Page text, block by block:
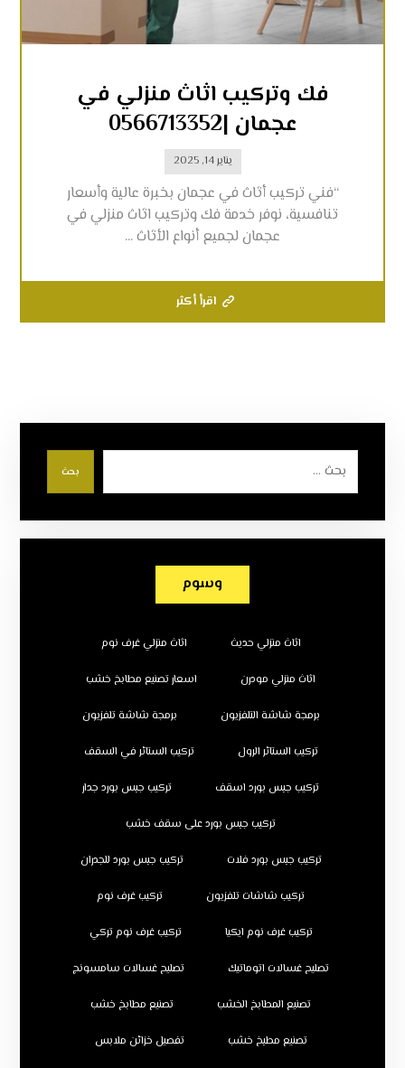
فك وتركيب اثاث منزلي في
عجمان |0566713352
يناير 14, 2025
“فني تركيب أثاث في عجمان بخبرة عالية وأسعار
تنافسية، نوفر خدمة فك وتركيب اثاث منزلي في
عجمان لجميع أنواع الأثاث ...
اقرأ أكثر
بحث
وسوم
اثاث منزلي حديث اثاث منزلي غرف نوم
اثاث منزلي مودرن اسعار تصنيع مطابخ خشب
برمجة شاشة التلفزيون برمجة شاشة تلفزيون
تركيب الستائر الرول تركيب الستائر في السقف
تركيب جبس بورد اسقف تركيب جبس بورد جدار
تركيب جبس بورد على سقف خشب
تركيب جبس بورد فلات تركيب جبس بورد للجدران
تركيب شاشات تلفزيون تركيب غرف نوم
تركيب غرف نوم ايكيا تركيب غرف نوم تركي
تصليح غسالات اتوماتيك تصليح غسالات سامسونج
تصنيع المطابخ الخشب تصنيع مطابخ خشب
تصنيع مطبخ خشب تفصيل خزائن ملابس